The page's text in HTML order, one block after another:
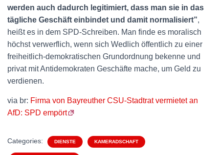
werden auch dadurch legitimiert, dass man sie in das
tägliche Geschäft einbindet und damit normalisiert”,
heißt es in dem SPD-Schreiben. Man finde es moralisch
höchst verwerflich, wenn sich Wedlich öffentlich zu einer
freiheitlich-demokratischen Grundordnung bekenne und
privat mit Antidemokraten Geschäfte mache, um Geld zu
verdienen.
via br: Firma von Bayreuther CSU-Stadtrat vermietet an
AfD: SPD empört
Categories: DIENSTE KAMERADSCHAFT